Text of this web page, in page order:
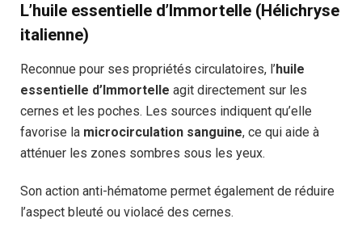
L’huile essentielle d’Immortelle (Hélichryse
italienne)
Reconnue pour ses propriétés circulatoires, l’huile
essentielle d’Immortelle agit directement sur les
cernes et les poches. Les sources indiquent qu’elle
favorise la microcirculation sanguine, ce qui aide à
atténuer les zones sombres sous les yeux.
Son action anti-hématome permet également de réduire
l’aspect bleuté ou violacé des cernes.